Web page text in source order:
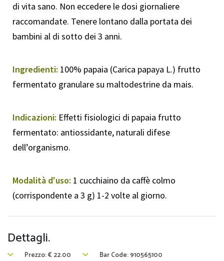
di vita sano. Non eccedere le dosi giornaliere
raccomandate. Tenere lontano dalla portata dei
bambini al di sotto dei 3 anni.
Ingredienti: 100% papaia (Carica papaya L.) frutto
fermentato granulare su maltodestrine da mais.
Indicazioni: Effetti fisiologici di papaia frutto
fermentato: antiossidante, naturali difese
dell’organismo.
Modalità d'uso: 1 cucchiaino da caffè colmo
(corrispondente a 3 g) 1-2 volte al giorno.
Dettagli.
Prezzo:€22.00 Bar Code: 910565100